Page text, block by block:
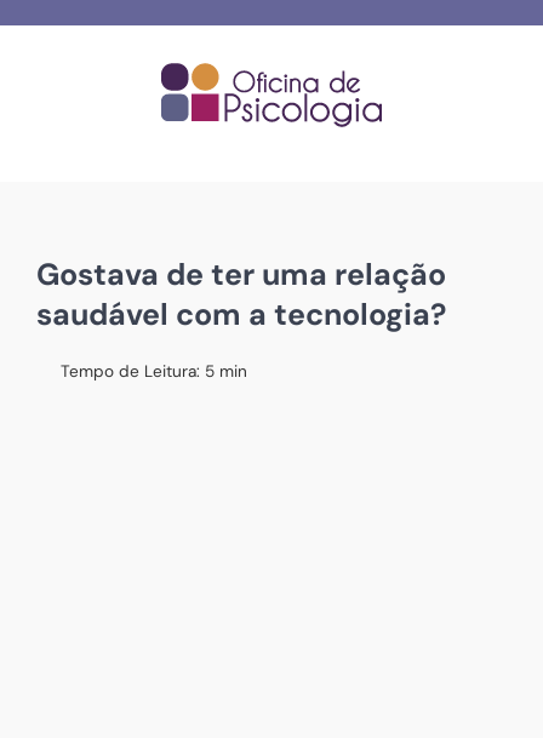
Gostava de ter uma relação
saudável com a tecnologia?
Tempo de Leitura: 5 min